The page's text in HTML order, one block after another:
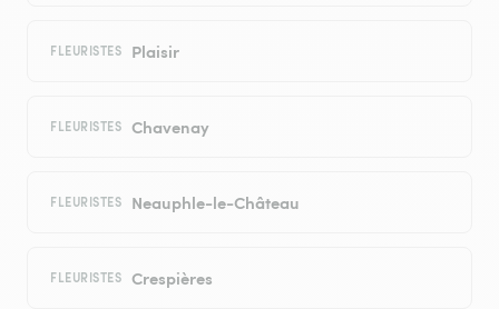
FLEURISTES Plaisir
FLEURISTES Chavenay
FLEURISTES Neauphle-le-Château
FLEURISTES Crespières